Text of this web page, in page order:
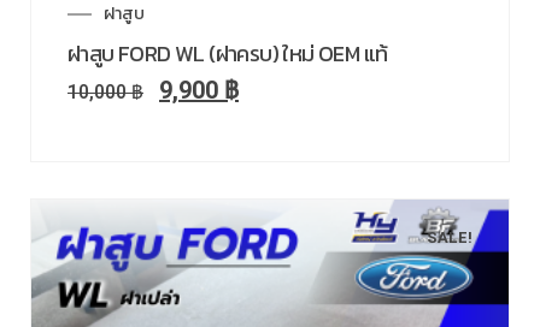
ฝาสูบ
ฝาสูบ FORD WL (ฝาครบ) ใหม่ OEM แท้
10,000฿ 9,900 ฿
SALE!